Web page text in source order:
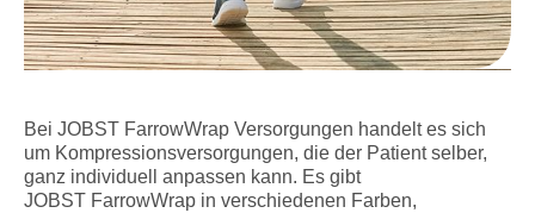
Bei JOBST FarrowWrap Versorgungen handelt es sich
um Kompressionsversorgungen, die der Patient selber,
ganz individuell anpassen kann. Es gibt
JOBST FarrowWrap in verschiedenen Farben,